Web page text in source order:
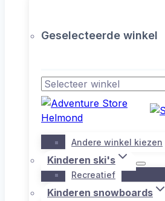
Geselecteerde winkel
Andere winkel kiezen
Kinderen ski's
Recreatief
Kinderen snowboards